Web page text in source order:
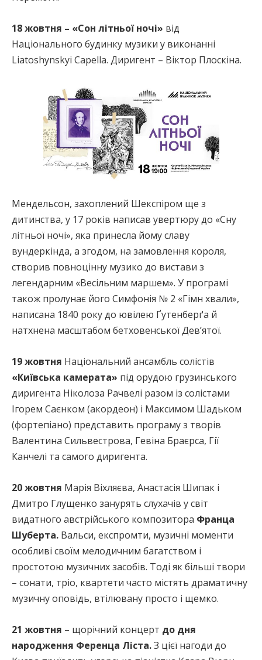
18 жовтня – «Cон літньої ночі» від
Національного будинку музики у виконанні
Liatoshynskyi Capella. Диригент – Віктор Плоскіна.
Мендельсон, захоплений Шекспіром ще з
дитинства, у 17 років написав увертюру до «Сну
літньої ночі», яка принесла йому славу
вундеркінда, а згодом, на замовлення короля,
створив повноцінну музико до вистави з
легендарним «Весільним маршем». У програмі
також пролунає його Симфонія № 2 «Гімн хвали»,
написана 1840 року до ювілею Ґутенберґа й
натхнена масштабом бетховенської Дев’ятої.
19 жовтня Національний ансамбль солістів
«Київська камерата» під орудою грузинського
диригента Ніколоза Рачвелі разом із солістами
Ігорем Саєнком (акордеон) і Максимом Шадьком
(фортепіано) представить програму з творів
Валентина Сильвестрова, Гевіна Браєрса, Гії
Канчелі та самого диригента.
20 жовтня Марія Віхляєва, Анастасія Шипак і
Дмитро Глущенко занурять слухачів у світ
видатного австрійського композитора Франца
Шуберта. Вальси, експромти, музичні моменти
особливі своїм мелодичним багатством і
простотою музичних засобів. Тоді як більші твори
– сонати, тріо, квартети часто містять драматичну
музичну оповідь, втілювану просто і щемко.
21 жовтня – щорічний концерт до дня
народження Ференца Ліста.З цієї нагоди до